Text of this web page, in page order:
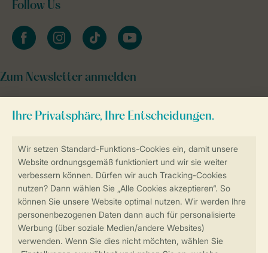
Sicher und schnell zur Online-Buchung
Sichere Datenübertragung
Sicheres Bezahlen
Follow Us
facebookinstagramtiktok youtube
Zum Newsletter anmelden